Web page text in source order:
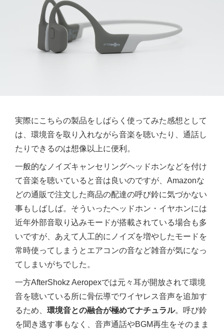
実際にこちらの製品をしばらく使ってみた感想として
は、環境音を取り入れながら音楽を聴いたり、通話し
たりできるのは想像以上に便利。
一般的なノイズキャンセリングヘッドホンなどを付け
て音楽を聴いていると音は良いのですが、Amazonな
どの通販で注文した商品の配達の呼び鈴に気づかない
事もしばしば。そういったヘッドホン・イヤホンには
近年外部音取り込みモードが搭載されている場合も多
いですが、あえて人工的にノイズを増やしたモードを
常時使ってしまうとエアコンの音など雑音が気になっ
てしまいがちでした。
一方AfterShokz Aeropexでは元々耳が開放されて環境
音を聴いている所に骨伝導でワイヤレス音声を追加す
るため、 環境音との融合が極めてナチュラル。呼び鈴
を聞き逃す事もなく、音声通話やBGM再生をそのまま